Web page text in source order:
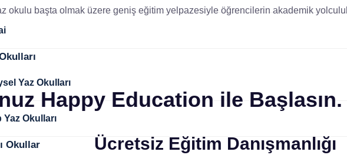
Yaz Okulları
Yaz Okulları
Okullar
okulu başta olmak üzere geniş eğitim yelpazesiyle öğrencilerin akademik
Happy Education ile Başlasın.
Ücretsiz Eğitim Danışmanlığı